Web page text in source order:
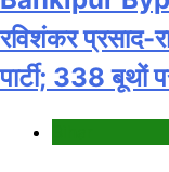
रविशंकर प्रसाद-
पार्टी; 338 बूथों